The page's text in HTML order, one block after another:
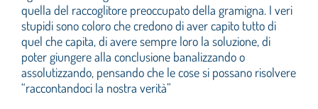
quella del raccoglitore preoccupato della gramigna. I veri
stupidi sono coloro che credono di aver capito tutto di
quel che capita, di avere sempre loro la soluzione, di
poter giungere alla conclusione banalizzando o
assolutizzando, pensando che le cose si possano risolvere
“raccontandoci la nostra verità”